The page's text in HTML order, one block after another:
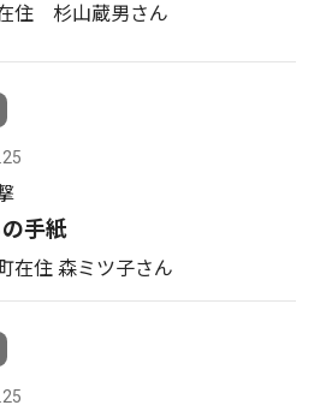
住 杉山蔵男さん
手紙
在住 森ミツ子さん